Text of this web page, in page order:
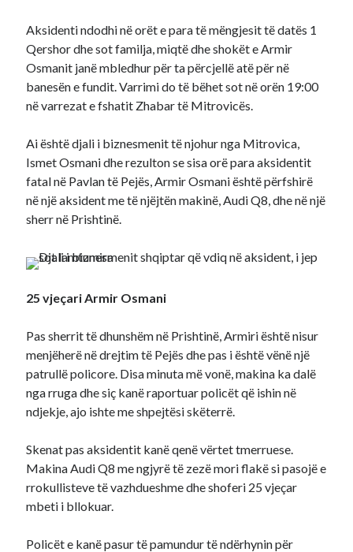
Aksidenti ndodhi në orët e para të mëngjesit të datës 1
Qershor dhe sot familja, miqtë dhe shokët e Armir
Osmanit janë mbledhur për ta përcjellë atë për në
banesën e fundit. Varrimi do të bëhet sot në orën 19:00
në varrezat e fshatit Zhabar të Mitrovicës.
Ai është djali i biznesmenit të njohur nga Mitrovica,
Ismet Osmani dhe rezulton se sisa orë para aksidentit
fatal në Pavlan të Pejës, Armir Osmani është përfshirë
në një aksident me të njëjtën makinë, Audi Q8, dhe në një
sherr në Prishtinë.
25 vjeçari Armir Osmani
Pas sherrit të dhunshëm në Prishtinë, Armiri është nisur
menjëherë në drejtim të Pejës dhe pas i është vënë një
patrullë policore. Disa minuta më vonë, makina ka dalë
nga rruga dhe siç kanë raportuar policët që ishin në
ndjekje, ajo ishte me shpejtësi skëterrë.
Skenat pas aksidentit kanë qenë vërtet tmerruese.
Makina Audi Q8 me ngjyrë të zezë mori flakë si pasojë e
rrokullisteve të vazhdueshme dhe shoferi 25 vjeçar
mbeti i bllokuar.
Policët e kanë pasur të pamundur të ndërhynin për